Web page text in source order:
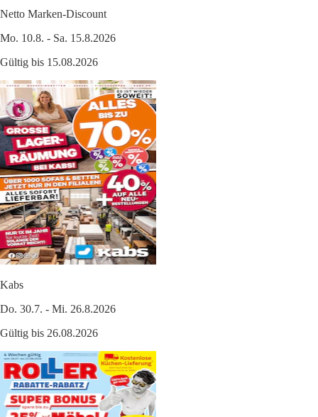
Netto Marken-Discount
Mo. 10.8. - Sa. 15.8.2026
Gültig bis 15.08.2026
Kabs
Do. 30.7. - Mi. 26.8.2026
Gültig bis 26.08.2026